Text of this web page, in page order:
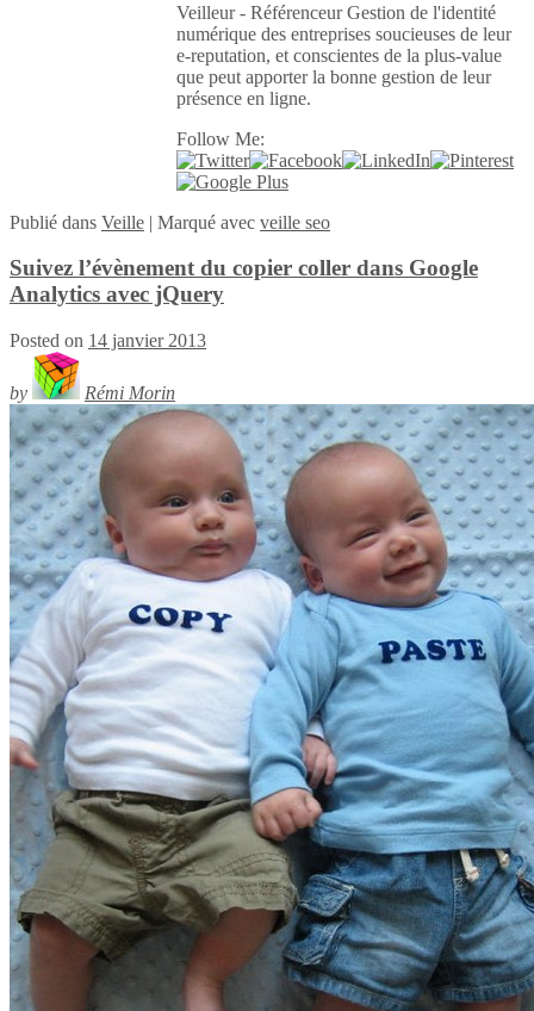
Veilleur - Référenceur Gestion de l'identité
numérique des entreprises soucieuses de leur
e-reputation, et conscientes de la plus-value
que peut apporter la bonne gestion de leur
présence en ligne.
Follow Me:
Publié dans Veille | Marqué avec veille seo
Suivez l’évènement du copier coller dans Google
Analytics avec jQuery
Posted on 14 janvier 2013
by Rémi Morin